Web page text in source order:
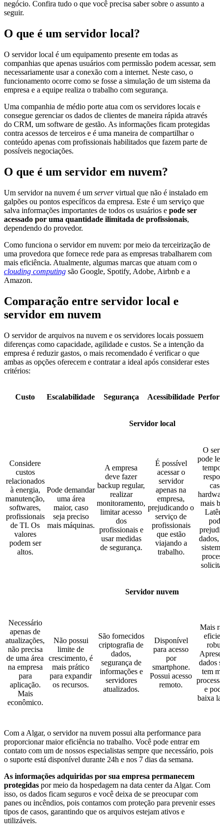
negócio. Confira tudo o que você precisa saber sobre o assunto a
seguir.
O que é um servidor local?
O servidor local é um equipamento presente em todas as
companhias que apenas usuários com permissão podem acessar, sem
necessariamente usar a conexão com a internet. Neste caso, o
funcionamento ocorre como se fosse a simulação de um sistema da
empresa e a equipe realiza o trabalho com segurança.
Uma companhia de médio porte atua com os servidores locais e
consegue gerenciar os dados de clientes de maneira rápida através
do CRM, um software de gestão. As informações ficam protegidas
contra acessos de terceiros e é uma maneira de compartilhar o
conteúdo apenas com profissionais habilitados que fazem parte de
possíveis negociações.
O que é um servidor em nuvem?
Um servidor na nuvem é um servervirtual que não é instalado em
galpões ou pontos específicos da empresa. Este é um serviço que
salva informações importantes de todos os usuários e pode ser
acessado por uma quantidade ilimitada de profissionais,
dependendo do provedor.
Como funciona o servidor em nuvem: por meio da terceirização de
uma provedora que fornece rede para as empresas trabalharem com
mais eficiência. Atualmente, algumas marcas que atuam com o
clouding computing são Google, Spotify, Adobe, Airbnb e a
Amazon.
Comparação entre servidor local e
servidor em nuvem
O servidor de arquivos na nuvem e os servidores locais possuem
diferenças como capacidade, agilidade e custos. Se a intenção da
empresa é reduzir gastos, o mais recomendado é verificar o que
ambas as opções oferecem e contratar a ideal após considerar estes
critérios:
Custo Escalabilidade Segurança Acessibilidade
Servidor local
Considere
custos
relacionados
à energia,
manutenção,
softwares,
profissionais
de TI. Os
valores
podem ser
altos.
Pode demandar
uma área
maior, caso
seja preciso
mais máquinas.
A empresa
deve fazer
backup regular,
realizar
monitoramento,
limitar acesso
dos
profissionais e
usar medidas
de segurança.
É possível
acessar o
servidor
apenas na
empresa,
prejudicando o
serviço de
profissionais
que estão
viajando a
trabalho.
O
pode
mais
Servidor nuvem
Necessário
apenas de
atualizações,
não precisa
de uma área
na empresa
para
aplicação.
Mais
econômico.
Não possui
limite de
crescimento, é
mais prático
para expandir
os recursos.
São fornecidos
criptografia de
dados,
segurança de
informações e
servidores
atualizados.
Disponível
para acesso
por
smartphone.
Possui acesso
remoto.
Mais
dados
tem
e
baixa
Com a Algar, o servidor na nuvem possui alta performance para
proporcionar maior eficiência no trabalho. Você pode entrar em
contato com um de nossos especialistas sempre que necessário, pois
o suporte está disponível durante 24h e nos 7 dias da semana.
As informações adquiridas por sua empresa permanecem
protegidas por meio da hospedagem na data center da Algar. Com
isso, os dados ficam seguros e você deixa de se preocupar com
panes ou incêndios, pois contamos com proteção para prevenir esses
tipos de casos, garantindo que os arquivos estejam ativos e
utilizáveis.